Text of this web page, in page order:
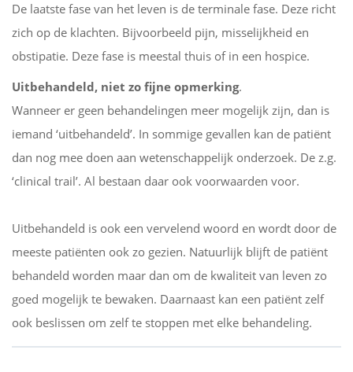
De laatste fase van het leven is de terminale fase. Deze richt
zich op de klachten. Bijvoorbeeld pijn, misselijkheid en
obstipatie. Deze fase is meestal thuis of in een hospice.
Uitbehandeld, niet zo fijne opmerking.
Wanneer er geen behandelingen meer mogelijk zijn, dan is
iemand ‘uitbehandeld’. In sommige gevallen kan de patiënt
dan nog mee doen aan wetenschappelijk onderzoek. De z.g.
‘clinical trail’. Al bestaan daar ook voorwaarden voor.
Uitbehandeld is ook een vervelend woord en wordt door de
meeste patiënten ook zo gezien. Natuurlijk blijft de patiënt
behandeld worden maar dan om de kwaliteit van leven zo
goed mogelijk te bewaken. Daarnaast kan een patiënt zelf
ook beslissen om zelf te stoppen met elke behandeling.